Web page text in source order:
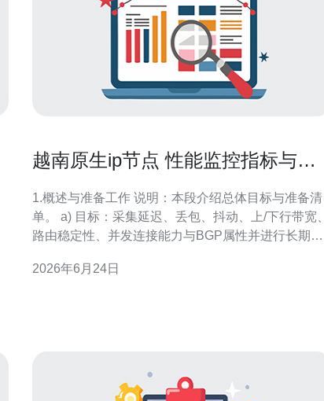
越南原生ip节点 性能监控指标与长
1.概述与准备工作 说明：本段介绍总体目标与准备清
单。 a) 目标：采集延迟、丢包、抖动、上/下行带宽、
路由稳定性、并发连接能力与BGP属性并进行长期评
越南原生IP列表，SSH访问权限，安装工具：
2026年6月24日